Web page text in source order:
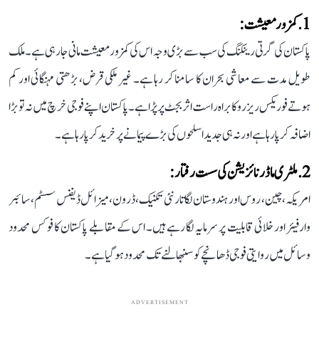
1. کمزور معیشت:
پاکستان کی گرتی رینکنگ کی سب سے بڑی وجہ اس کی کمزور معیشت مانی جا رہی ہے۔ ملک
طویل مدت سے معاشی بحران کا سامنا کر رہا ہے۔ غیر ملکی قرض، بڑھتی مہنگائی اور کم
ہوتے فوریکس ریزرو کا براہ راست اثر بجٹ پر پڑا ہے۔ پاکستان اپنے فوجی خرچ میں نہ تو بڑا
اضافہ کر پا رہا ہے اور نہ ہی جدید اسلحوں کی بڑے پیمانے پر خرید کر پا رہا ہے۔
2. ملٹری ماڈرنائزیشن کی سست رفتار:
امریکہ، چین، روس اور ہندوستان لگاتار نئی تکنیک، ڈرون، میزائل ڈیفنس سسٹم، سائبر
وارفیئر اور خلائی قابلیت پر سرمایہ لگا رہے ہیں۔ اس کے مقابلے پاکستان کا فوکس محدود
وسائل میں روایتی فوجی ڈھانچے کو سنبھالنے تک محدود ہو گیا ہے۔
ADVERTISEMENT